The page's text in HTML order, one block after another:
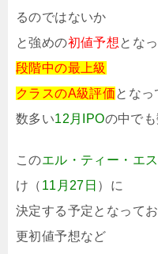
るのではないか
と強めの初値予想とな
段階中の最上級
クラスのA級評価となっ
数多い12月IPOの中で
このエル・ティー・エス
け（ 11月27日 ）に
決定する予定となって
更初値予想など